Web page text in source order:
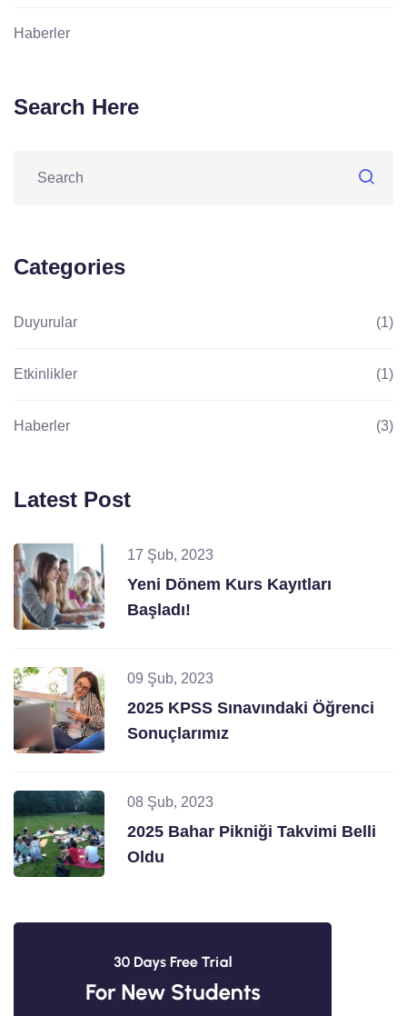
Haberler
Search Here
Categories
Duyurular (1)
Etkinlikler (1)
Haberler (3)
Latest Post
17 Şub, 2023
Yeni Dönem Kurs Kayıtları
Başladı!
09 Şub, 2023
2025 KPSS Sınavındaki Öğrenci
Sonuçlarımız
08 Şub, 2023
2025 Bahar Pikniği Takvimi Belli
Oldu